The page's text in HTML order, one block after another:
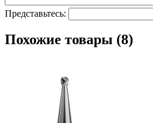
Представьтесь:
Похожие товары (8)